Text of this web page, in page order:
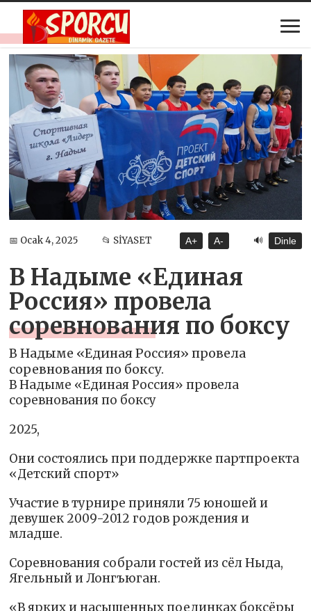
📅 Ocak 4, 2025 📂 SİYASET A+ A- 🔊 Dinle
В Надыме «Единая
Россия» провела
соревнования по боксу
В Надыме «Единая Россия» провела
соревнования по боксу.
В Надыме «Единая Россия» провела
соревнования по боксу
2025,
Они состоялись при поддержке партпроекта
«Детский спорт»
Участие в турнире приняли 75 юношей и
девушек 2009-2012 годов рождения и
младше.
Соревнования собрали гостей из сёл Ныда,
Ягельный и Лонгъюган.
«В ярких и насыщенных поединках боксёры